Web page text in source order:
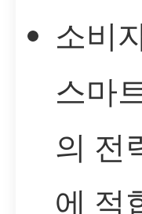
소비
스마
의 전
에 적